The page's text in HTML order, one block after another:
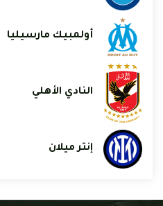
أولمبيك مارسيليا
النادي الأهلي
إنتر ميلان